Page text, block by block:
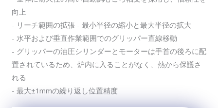
向上
- リーチ範囲の拡張 - 最小半径の縮小と最大半径の拡大
- 水平および垂直作業範囲でのグリッパー直線移動
- グリッパーの油圧シリンダーとモーターは手首の後ろに配
置されているため、炉内に入ることがなく、熱から保護さ
れる
- 最大±1mmの繰り返し位置精度